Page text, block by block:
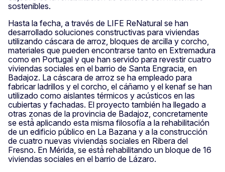
sostenibles.
Hasta la fecha, a través de LIFE ReNatural se han
desarrollado soluciones constructivas para viviendas
utilizando cáscara de arroz, bloques de arcilla y corcho,
materiales que pueden encontrarse tanto en Extremadura
como en Portugal y que han servido para revestir cuatro
viviendas sociales en el barrio de Santa Engracia, en
Badajoz. La cáscara de arroz se ha empleado para
fabricar ladrillos y el corcho, el cáñamo y el kenaf se han
utilizado como aislantes térmicos y acústicos en las
cubiertas y fachadas. El proyecto también ha llegado a
otras zonas de la provincia de Badajoz, concretamente
se está́ aplicando esta misma filosofía a la rehabilitación
de un edificio público en La Bazana y a la construcción
de cuatro nuevas viviendas sociales en Ribera del
Fresno. En Mérida, se está́ rehabilitando un bloque de 16
viviendas sociales en el barrio de Lázaro.